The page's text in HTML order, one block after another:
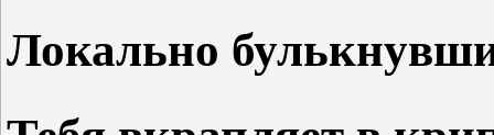
Локально